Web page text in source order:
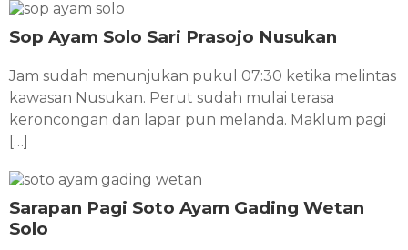
Sop Ayam Solo Sari Prasojo Nusukan
Jam sudah menunjukan pukul 07:30 ketika melintas
kawasan Nusukan. Perut sudah mulai terasa
keroncongan dan lapar pun melanda. Maklum pagi
[…]
Sarapan Pagi Soto Ayam Gading Wetan
Solo